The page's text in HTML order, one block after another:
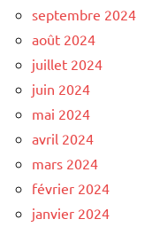
septembre 2024
août 2024
juillet 2024
juin 2024
mai 2024
avril 2024
mars 2024
février 2024
janvier 2024